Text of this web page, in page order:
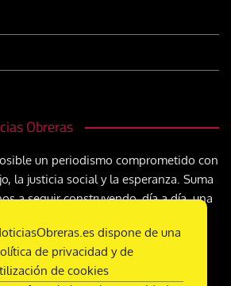
Obreras
un periodismo comprometido con
la justicia social y la esperanza. Suma
a seguir construyendo, día a día, una
sobre el mundo del trabajo
dispone de una
de privacidad y de
de cookies